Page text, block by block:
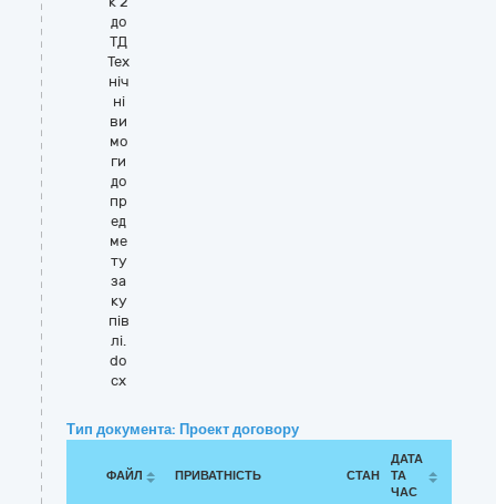
до
ТД
Тех
ніч
ні
ви
мо
ги
до
пр
ед
ме
ту
за
ку
пів
лі.
do
cx
Тип документа: Проект договору
ФАЙЛ ПРИВАТНІСТЬ СТАН
ДАТА
ТА
ЧАС